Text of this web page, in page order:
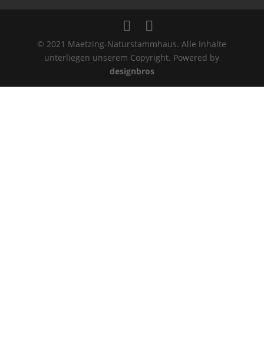
© 2021 Maetzing-Naturstammhaus. Alle Inhalte
unterliegen unserem Copyright. Powered by
designbros